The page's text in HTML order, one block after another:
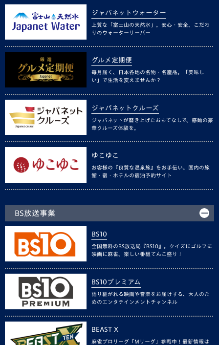
ジャパネットウォーター
上質な「富士山の天然水」。安心・安全、こだわ
りのウォーターサーバー
グルメ定期便
毎月届く、日本各地の名物・名産品。「美味し
い」で生活を変えませんか？
ジャパネットクルーズ
ジャパネットが磨き上げたおもてなしで、感動の豪
華クルーズ体験を。
ゆこゆこ
お客様の『良質な温泉旅』をお手伝い。国内の旅
館・宿・ホテルの宿泊予約サイト
BS放送事業
BS10
全国無料のBS放送局『BS10』。クイズにゴルフに
映画に麻雀、楽しい番組てんこ盛り！
BS10プレミアム
語り継がれる映画や音楽をお届けする、大人のた
めのエンタテインメントチャンネル
BEAST X
麻雀プロリーグ「Mリーグ」参戦中！最新情報は